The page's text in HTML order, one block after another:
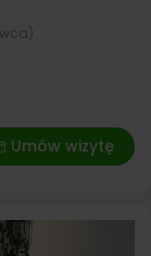
Umów wizytę